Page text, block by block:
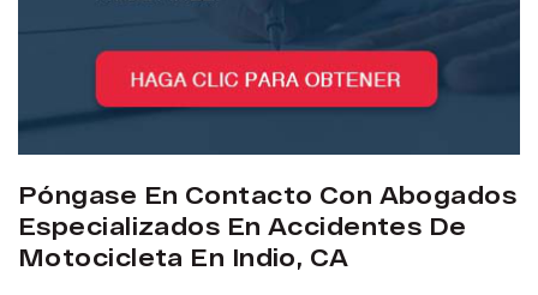
Póngase En Contacto Con Abogados
Especializados En Accidentes De
Motocicleta En Indio, CA